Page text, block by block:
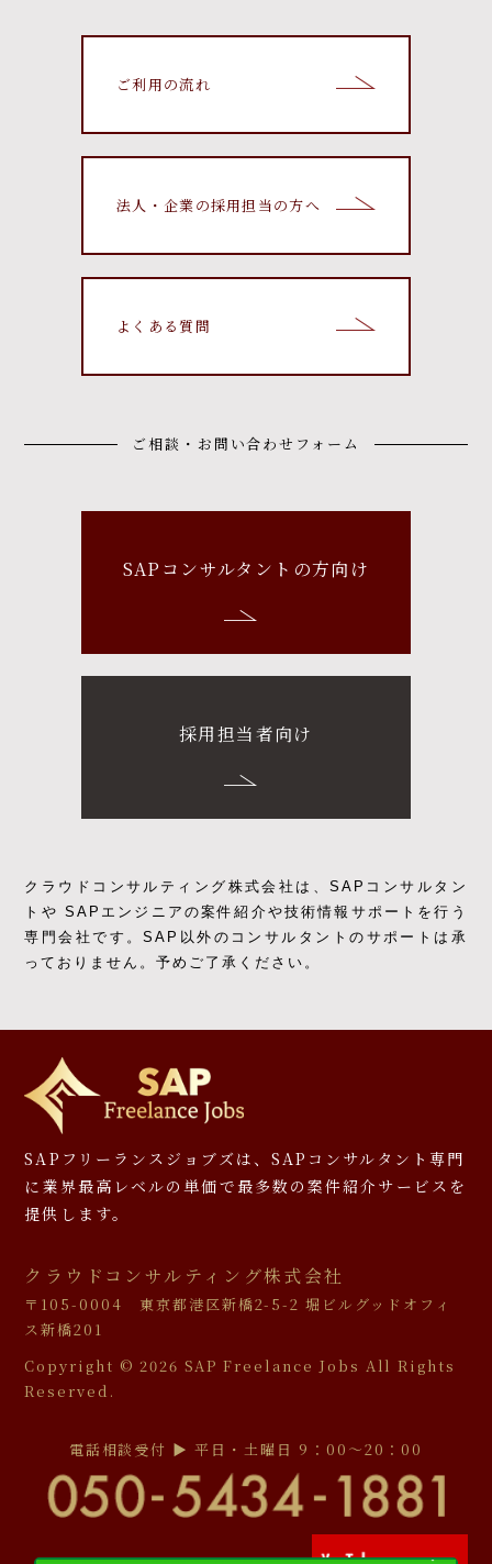
ご利用の流れ
法人・企業の採用担当の方へ
よくある質問
ご相談・お問い合わせフォーム
SAPコンサルタントの方向け
採用担当者向け
クラウドコンサルティング株式会社は、SAPコンサルタン
トや SAPエンジニアの案件紹介や技術情報サポートを行う
専門会社です。SAP以外のコンサルタントのサポートは承
っておりません。予めご了承ください。
SAPフリーランスジョブズは、SAPコンサルタント専門
に 業界最高レベルの単価で最多数の案件紹介サービスを
提供します。
クラウドコンサルティング株式会社
〒105-0004 東京都港区新橋2-5-2 堀ビルグッドオフィ
ス新橋201
Copyright © 2026 SAP Freelance Jobs All Rights
Reserved.
電話相談受付 ▶︎ 平日・土曜日 9：00〜20：00